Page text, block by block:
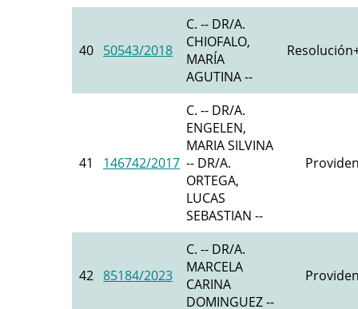
40 50543/2018
C. -- DR/A.
CHIOFALO,
MARÍA
AGUTINA --
41 146742/2017
C. -- DR/A.
ENGELEN,
MARIA SILVINA
-- DR/A.
ORTEGA,
LUCAS
SEBASTIAN --
42 85184/2023
C. -- DR/A.
MARCELA
CARINA
DOMINGUEZ --